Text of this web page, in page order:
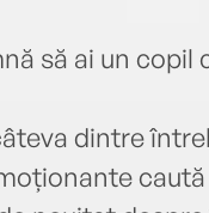
să ai un copil
dintre